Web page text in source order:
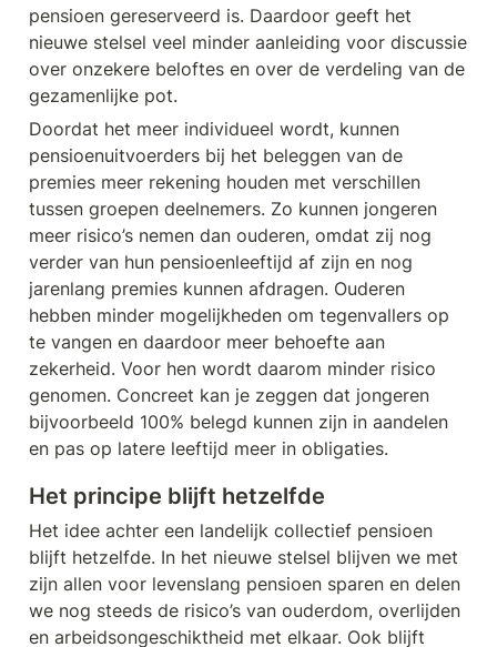
pensioen gereserveerd is. Daardoor geeft het
nieuwe stelsel veel minder aanleiding voor discussie
over onzekere beloftes en over de verdeling van de
gezamenlijke pot.
Doordat het meer individueel wordt, kunnen
pensioenuitvoerders bij het beleggen van de
premies meer rekening houden met verschillen
tussen groepen deelnemers. Zo kunnen jongeren
meer risico’s nemen dan ouderen, omdat zij nog
verder van hun pensioenleeftijd af zijn en nog
jarenlang premies kunnen afdragen. Ouderen
hebben minder mogelijkheden om tegenvallers op
te vangen en daardoor meer behoefte aan
zekerheid. Voor hen wordt daarom minder risico
genomen. Concreet kan je zeggen dat jongeren
bijvoorbeeld 100% belegd kunnen zijn in aandelen
en pas op latere leeftijd meer in obligaties.
Het principe blijft hetzelfde
Het idee achter een landelijk collectief pensioen
blijft hetzelfde. In het nieuwe stelsel blijven we met
zijn allen voor levenslang pensioen sparen en delen
we nog steeds de risico’s van ouderdom, overlijden
en arbeidsongeschiktheid met elkaar. Ook blijft